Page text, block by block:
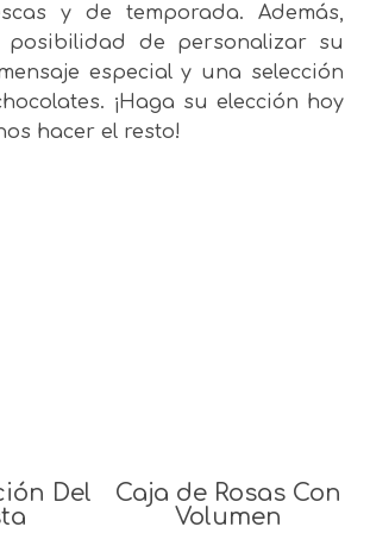
y de temporada. Además,
posibilidad de personalizar su
especial y una selección
¡Haga su elección hoy
hacer el resto!
Del
Caja de Rosas Con
Volumen